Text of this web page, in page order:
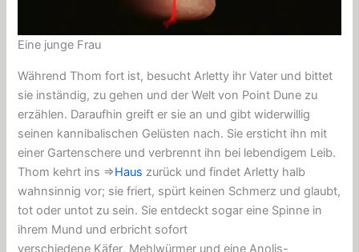
Eine junge Frau
Während Thom fort ist, besucht Arletty ihr Vater und bittet
sie inständig, zu gehen und der Welt von Point Dune zu
erzählen. Daraufhin greift er sie an und gibt widerwillig
seinen kannibalischen Gelüsten nach. Sie ersticht ihn mit
einer Gartenschere und verbrennt ihn bei lebendigem Leib.
Thom kehrt ins ⇒Haus zurück und findet Arletty halb
wahnsinnig vor; sie friert, spürt keinen Schmerz und glaubt,
tot oder untot zu sein. Sie entdeckt sogar eine Spinne in
ihrem Mund und erbricht sofort
verschiedene Käfer, Mehlwürmer und eineAnolis-